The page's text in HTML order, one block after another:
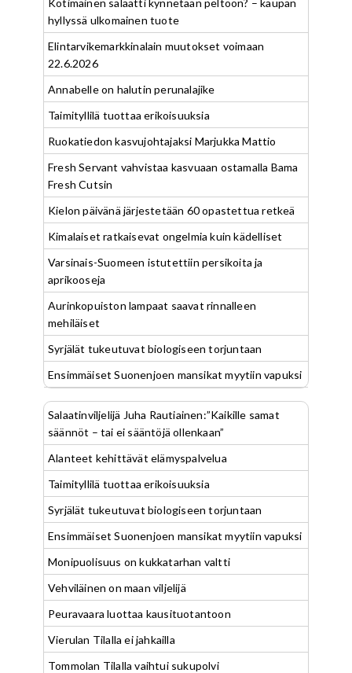
Kotimainen salaatti kynnetään peltoon? – kaupan
hyllyssä ulkomainen tuote
Elintarvikemarkkinalain muutokset voimaan
22.6.2026
Annabelle on halutin perunalajike
Taimityllilä tuottaa erikoisuuksia
Ruokatiedon kasvujohtajaksi Marjukka Mattio
Fresh Servant vahvistaa kasvuaan ostamalla Bama
Fresh Cutsin
Kielon päivänä järjestetään 60 opastettua retkeä
Kimalaiset ratkaisevat ongelmia kuin kädelliset
Varsinais-Suomeen istutettiin persikoita ja
aprikooseja
Aurinkopuiston lampaat saavat rinnalleen
mehiläiset
Syrjälät tukeutuvat biologiseen torjuntaan
Ensimmäiset Suonenjoen mansikat myytiin vapuksi
Salaatinviljelijä Juha Rautiainen:”Kaikille samat
säännöt – tai ei sääntöjä ollenkaan”
Alanteet kehittävät elämyspalvelua
Taimityllilä tuottaa erikoisuuksia
Syrjälät tukeutuvat biologiseen torjuntaan
Ensimmäiset Suonenjoen mansikat myytiin vapuksi
Monipuolisuus on kukkatarhan valtti
Vehviläinen on maan viljelijä
Peuravaara luottaa kausituotantoon
Vierulan Tilalla ei jahkailla
Tommolan Tilalla vaihtui sukupolvi